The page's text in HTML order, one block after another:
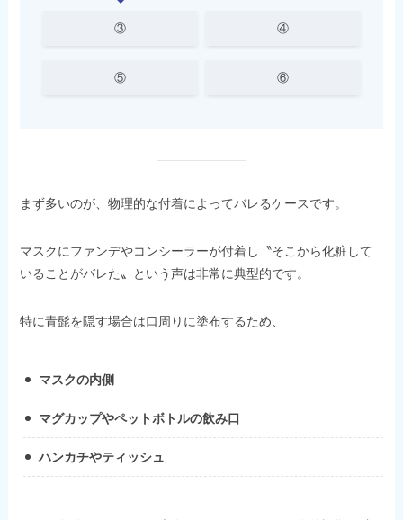
③ ④
⑤ ⑥
まず多いのが、物理的な付着によってバレるケースです。
マスクにファンデやコンシーラーが付着し〝そこから化粧して
いることがバレた〟という声は非常に典型的です。
特に青髭を隠す場合は口周りに塗布するため、
マスクの内側
マグカップやペットボトルの飲み口
ハンカチやティッシュ